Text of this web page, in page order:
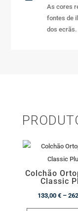
As cores
fontes de
dos ecrãs.
Colchão
Classic
133,00 € –